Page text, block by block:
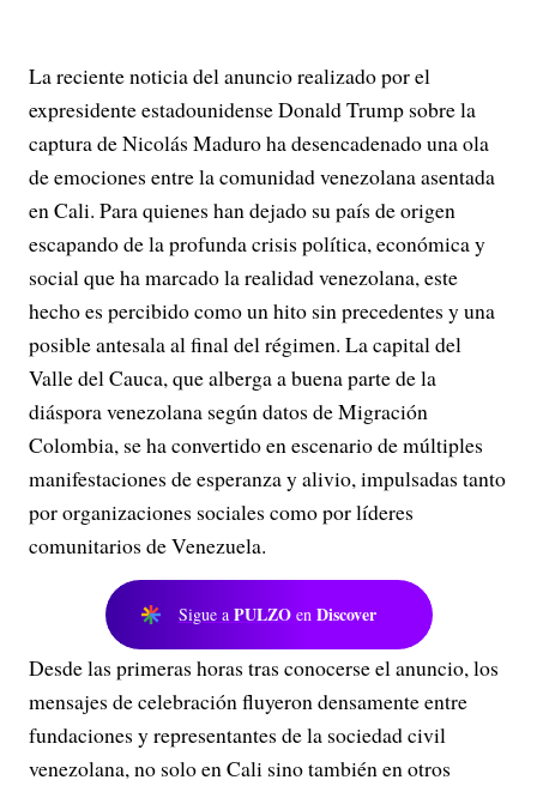
La reciente noticia del anuncio realizado por el
expresidente estadounidense Donald Trump sobre la
captura de Nicolás Maduro ha desencadenado una ola
de emociones entre la comunidad venezolana asentada
en Cali. Para quienes han dejado su país de origen
escapando de la profunda crisis política, económica y
social que ha marcado la realidad venezolana, este
hecho es percibido como un hito sin precedentes y una
posible antesala al final del régimen. La capital del
Valle del Cauca, que alberga a buena parte de la
diáspora venezolana según datos de Migración
Colombia, se ha convertido en escenario de múltiples
manifestaciones de esperanza y alivio, impulsadas tanto
por organizaciones sociales como por líderes
comunitarios de Venezuela.
Sigue a PULZO en Discover
Desde las primeras horas tras conocerse el anuncio, los
mensajes de celebración fluyeron densamente entre
fundaciones y representantes de la sociedad civil
venezolana, no solo en Cali sino también en otros